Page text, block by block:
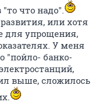
что надо".
или хотя
для упрощения,
У меня
"пойло- банко-
выше, сложилось